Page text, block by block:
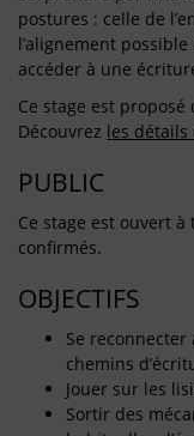
postures : celle de
l’alignement
accéder à une
Ce stage est
Découvrez les détails
PUBLIC
Ce stage est ouvert
confirmés.
OBJECTIFS
Se
chemins
Jouer sur les
Sortir des